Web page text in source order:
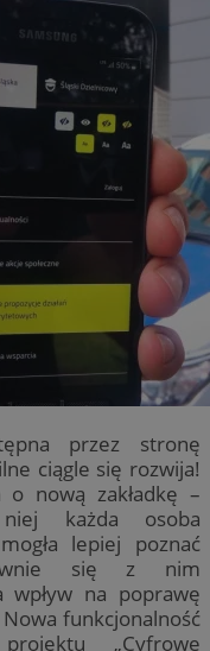
przez stronę
ciągle się rozwija!
o nową zakładkę –
niej każda osoba
lepiej poznać
się z nim
wpływ na poprawę
funkcjonalność
„Cyfrowe